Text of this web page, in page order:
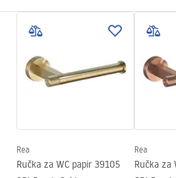
Način montaže
Na
Širina
170
Visina
40
Dubina
80
Jamstveni uvjeti
Sigurnosne informacije
Safety_Information_Accessories.pdf
Rea
Ručka za WC papir 39105
Rea
Ručka za